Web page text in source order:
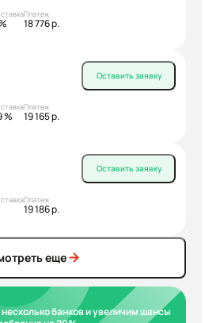
Платеж
18 776 р.
%
Платеж
19 165 р.
Оставить заявку
Платеж
19 186 р.
Оставить заявку
еще
банков и увеличим шансы